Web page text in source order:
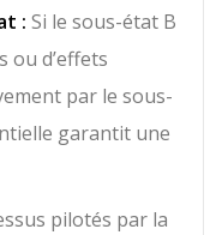
: Si le sous-état B
ou d’effets
par le sous-
garantit une
pilotés par la